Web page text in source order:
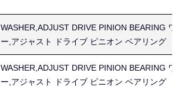
WASHER,ADJUST DRIVE PINION BEARING
ー,アジャスト ドライブ ピニオン ベアリング
WASHER,ADJUST DRIVE PINION BEARING
ー,アジャスト ドライブ ピニオン ベアリング